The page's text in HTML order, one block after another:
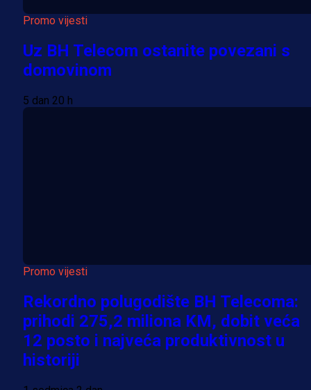
Promo vijesti
Uz BH Telecom ostanite povezani s
domovinom
5 dan 20 h
Promo vijesti
Rekordno polugodište BH Telecoma:
prihodi 275,2 miliona KM, dobit veća
12 posto i najveća produktivnost u
historiji